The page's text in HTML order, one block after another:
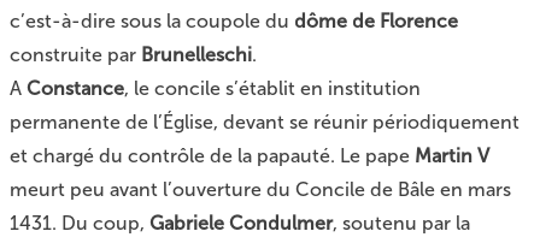
c’est-à-dire sous la coupole du dôme de Florence
construite par Brunelleschi.
A Constance, le concile s’établit en institution
permanente de l’Église, devant se réunir périodiquement
et chargé du contrôle de la papauté. Le pape Martin V
meurt peu avant l’ouverture du Concile de Bâle en mars
1431. Du coup, Gabriele Condulmer, soutenu par la